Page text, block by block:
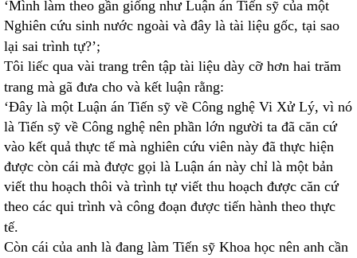
‘Mình làm theo gần giống như Luận án Tiến sỹ của một
Nghiên cứu sinh nước ngoài và đây là tài liệu gốc, tại sao
lại sai trình tự?’;
Tôi liếc qua vài trang trên tập tài liệu dày cỡ hơn hai trăm
trang mà gã đưa cho và kết luận rằng:
‘Đây là một Luận án Tiến sỹ về Công nghệ Vi Xử Lý, vì nó
là Tiến sỹ về Công nghệ nên phần lớn người ta đã căn cứ
vào kết quả thực tế mà nghiên cứu viên này đã thực hiện
được còn cái mà được gọi là Luận án này chỉ là một bản
viết thu hoạch thôi và trình tự viết thu hoạch được căn cứ
theo các qui trình và công đoạn được tiến hành theo thực
tế.
Còn cái của anh là đang làm Tiến sỹ Khoa học nên anh cần